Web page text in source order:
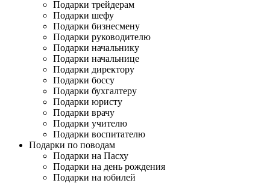
Подарки трейдерам
Подарки шефу
Подарки бизнесмену
Подарки руководителю
Подарки начальнику
Подарки начальнице
Подарки директору
Подарки боссу
Подарки бухгалтеру
Подарки юристу
Подарки врачу
Подарки учителю
Подарки воспитателю
Подарки по поводам
Подарки на Пасху
Подарки на день рождения
Подарки на юбилей